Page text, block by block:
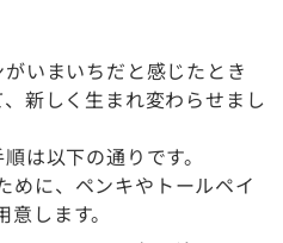
いまいちだと感じたとき
新しく生まれ変わらせまし
は以下の通りです。
めに、ペンキやトールペイ
します。